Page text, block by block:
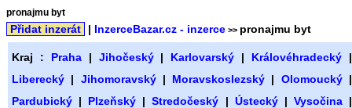
pronajmu byt
Přidat inzerát | InzerceBazar.cz - inzerce >> pronajmu byt
Kraj : Praha| Jihočeský| Karlovarský | Královéhradecký |
Liberecký | Jihomoravský| Moravskoslezský | Olomoucký|
Pardubický | Plzeňský |Stredočeský | Ústecký| Vysočina|